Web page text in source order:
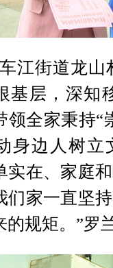
江街道龙山
基层，深知
领全家秉持“
身边人树立
实在、家庭
们家一直坚
的规矩。”罗